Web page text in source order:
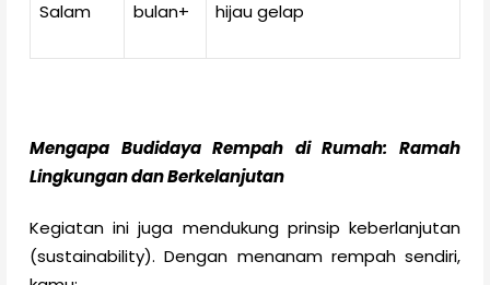
Salam
bulan+
hijau gelap
Mengapa Budidaya Rempah di Rumah: Ramah
Lingkungan dan Berkelanjutan
Kegiatan ini juga mendukung prinsip keberlanjutan
(sustainability). Dengan menanam rempah sendiri,